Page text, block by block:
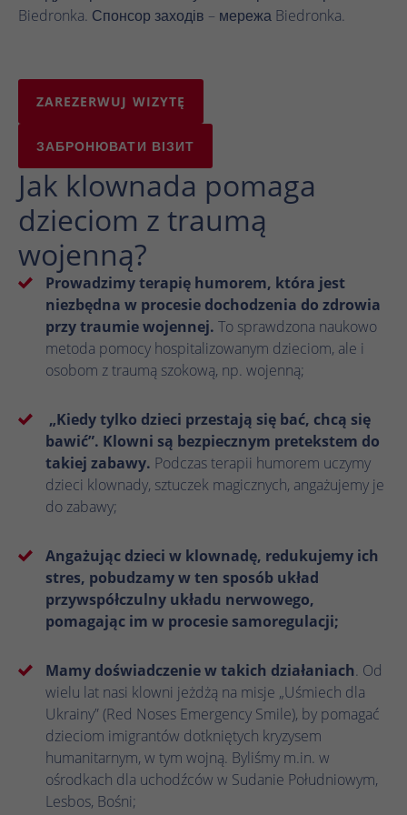
Biedronka. Спонсор заходів – мережа Biedronka.
ZAREZERWUJ WIZYTĘ
ЗАБРОНЮВАТИ ВІЗИТ
Jak klownada pomaga
dzieciom z traumą
wojenną?
Prowadzimy terapię humorem, która jest
niezbędna w procesie dochodzenia do zdrowia
przy traumie wojennej. To sprawdzona naukowo
metoda pomocy hospitalizowanym dzieciom, ale i
osobom z traumą szokową, np. wojenną;
„Kiedy tylko dzieci przestają się bać, chcą się
bawić”. Klowni są bezpiecznym pretekstem do
takiej zabawy. Podczas terapii humorem uczymy
dzieci klownady, sztuczek magicznych, angażujemy je
do zabawy;
Angażując dzieci w klownadę, redukujemy ich
stres, pobudzamy w ten sposób układ
przywspółczulny układu nerwowego,
pomagając im w procesie samoregulacji;
Mamy doświadczenie w takich działaniach. Od
wielu lat nasi klowni jeżdżą na misje „Uśmiech dla
Ukrainy” (Red Noses Emergency Smile), by pomagać
dzieciom imigrantów dotkniętych kryzysem
humanitarnym, w tym wojną. Byliśmy m.in. w
ośrodkach dla uchodźców w Sudanie Południowym,
Lesbos, Bośni;
Czas
1 rok
Hotjar ustawia ten plik cookie, aby
zapewnić, że dane z kolejnych wizyt w tej
jest zachowywany w identyfikatorze
użytkownika Hotjar, unikalnym dla tej
witryny.